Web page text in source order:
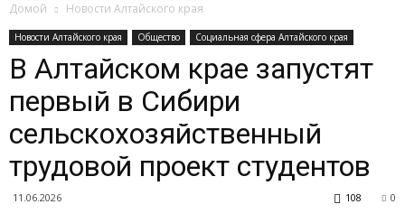
газеты
Домой Новости Алтайского края
Новости Алтайского края Общество Социальная сфера Алтайского края
В Алтайском крае запустят
первый в Сибири
сельскохозяйственный
трудовой проект студентов
11.06.2026 0
108